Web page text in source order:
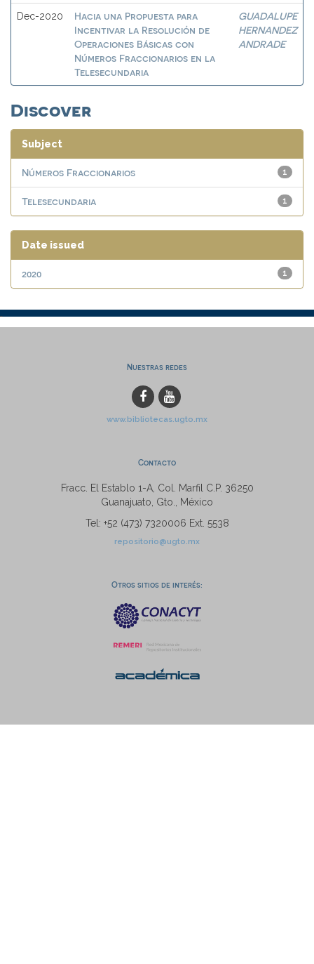
Dec-2020
Hacia una Propuesta para
Incentivar la Resolución de
Operaciones Básicas con
Números Fraccionarios en la
Telesecundaria
GUADALUPE
HERNANDEZ
ANDRADE
Discover
Subject
1
Números Fraccionarios
1
Telesecundaria
Date issued
1
2020
Nuestras redes
www.bibliotecas.ugto.mx
Contacto
Fracc. El Establo 1-A, Col. Marfil C.P. 36250
Guanajuato, Gto., México
Tel: +52 (473) 7320006 Ext. 5538
repositorio@ugto.mx
Otros sitios de interés: